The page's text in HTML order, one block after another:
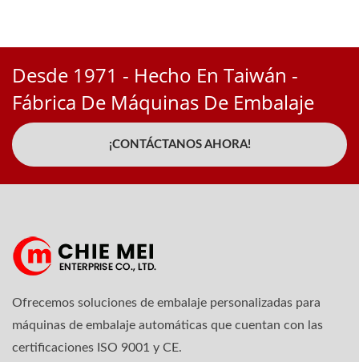
Desde 1971 - Hecho En Taiwán -
Fábrica De Máquinas De Embalaje
¡CONTÁCTANOS AHORA!
Ofrecemos soluciones de embalaje personalizadas para
máquinas de embalaje automáticas que cuentan con las
certificaciones ISO 9001 y CE.